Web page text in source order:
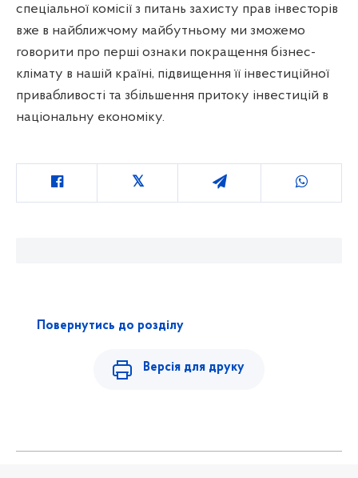
спеціальної комісії з питань захисту прав інвесторів
вже в найближчому майбутньому ми зможемо
говорити про перші ознаки покращення бізнес-
клімату в нашій країні, підвищення її інвестиційної
привабливості та збільшення притоку інвестицій в
національну економіку.
Повернутись до розділу
Версія для друку